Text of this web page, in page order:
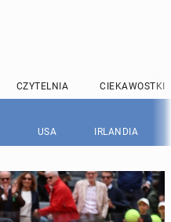
CZYTELNIA CIEKAWOSTKI
USA IRLANDIA